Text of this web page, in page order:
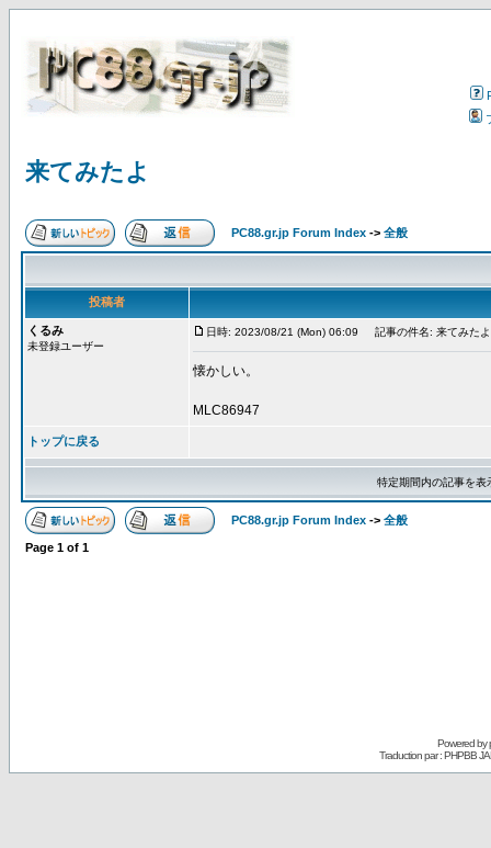
来てみたよ
PC88.gr.jp Forum Index -> 全般
投稿者
くるみ
未登録ユーザー
日時: 2023/08/21 (Mon) 06:09 記事の件名: 来てみたよ
懐かしい。
MLC86947
トップに戻る
特定期間内の記事を
PC88.gr.jp Forum Index -> 全般
Page 1 of 1
Powered by
Traduction par : PHPBB